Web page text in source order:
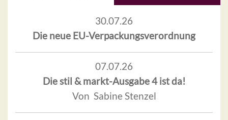
30.07.26
Die neue EU-Verpackungsverordnung
07.07.26
Die stil & markt-Ausgabe 4 ist da!
Von Sabine Stenzel